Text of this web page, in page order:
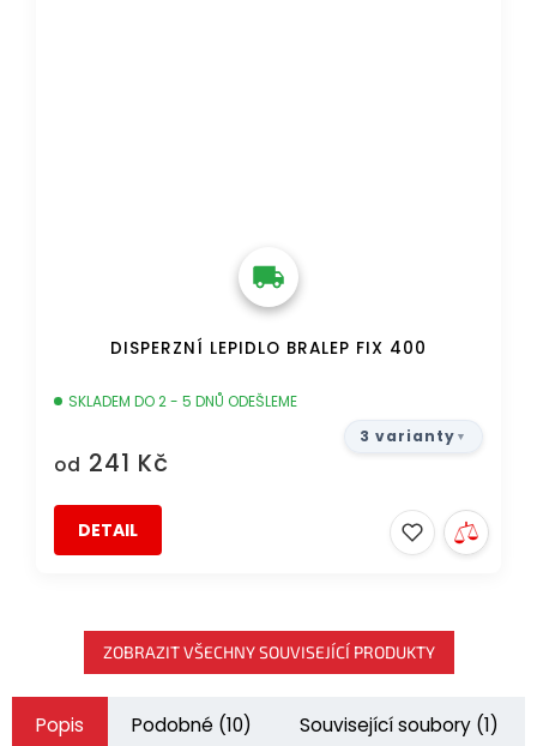
DISPERZNÍ LEPIDLO BRALEP FIX 400
SKLADEM DO 2 - 5 DNŮ ODEŠLEME
od 241 Kč
DETAIL
3 varianty
ZOBRAZIT VŠECHNY SOUVISEJÍCÍ PRODUKTY
Popis Podobné (10) Související soubory (1)